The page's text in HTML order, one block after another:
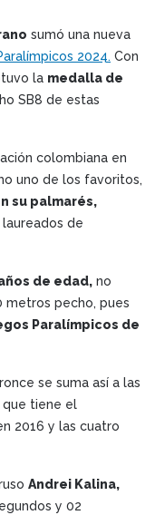
sumó una nueva
2024. Con
la medalla de
SB8 de estas
colombiana en
uno de los favoritos,
su palmarés,
de
de edad, no
metros pecho, pues
Paralímpicos de
se suma así a las
que tiene el
2016 y las cuatro
Andrei Kalina,
y 02